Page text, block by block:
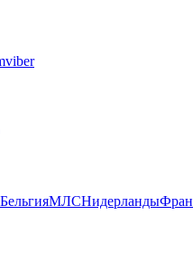
viber
БельгияМЛСНидерланды